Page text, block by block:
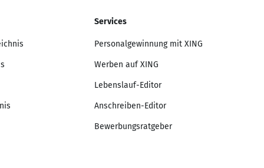
Services
Personalgewinnung mit XING
Werben auf XING
Lebenslauf-Editor
Anschreiben-Editor
Bewerbungsratgeber